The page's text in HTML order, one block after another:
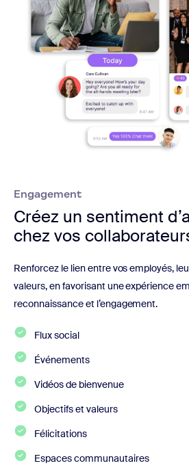
Engagement
Créez un sentiment
chez vos
Renforcez le lien entre vos employés,
valeurs, en favorisant une expérience
reconnaissance et l’engagement.
Flux social
Événements
Vidéos de bienvenue
Objectifs et valeurs
Félicitations
Espaces communautaires